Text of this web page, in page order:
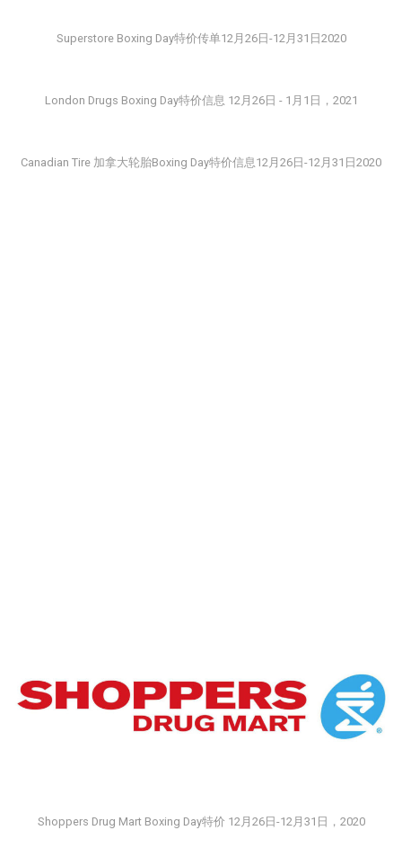
Superstore Boxing Day特价传单12月26日-12月31日2020
London Drugs Boxing Day特价信息 12月26日 - 1月1日，2021
Canadian Tire 加拿大轮胎Boxing Day特价信息12月26日-12月31日2020
Shoppers Drug Mart Boxing Day特价 12月26日-12月31日，2020